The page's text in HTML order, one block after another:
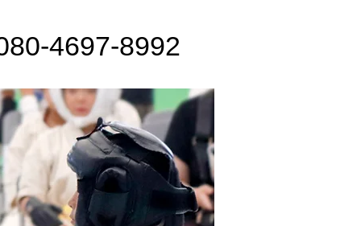
4697-8992